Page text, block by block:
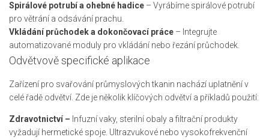
Spirálové potrubí a ohebné hadice – Vyrábíme spirálové potrubí
pro větrání a odsávání prachu.
Vkládání průchodek a dokončovací práce – Integrujte
automatizované moduly pro vkládání nebo řezání průchodek.
Odvětvově specifické aplikace
Zařízení pro svařování průmyslových tkanin nachází uplatnění v
celé řadě odvětví. Zde je několik klíčových odvětví a příkladů použití:
Zdravotnictví – Infuzní vaky, sterilní obaly a filtrační produkty
vyžadují hermetické spoje. Ultrazvukové nebo vysokofrekvenční